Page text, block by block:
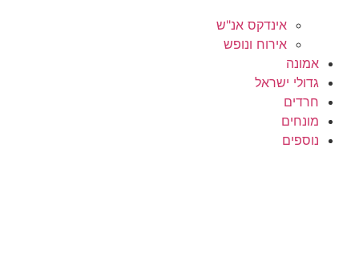
אינדקס אנ"ש
אירוח ונופש
אמונה
גדולי ישראל
חרדים
מונחים
נוספים